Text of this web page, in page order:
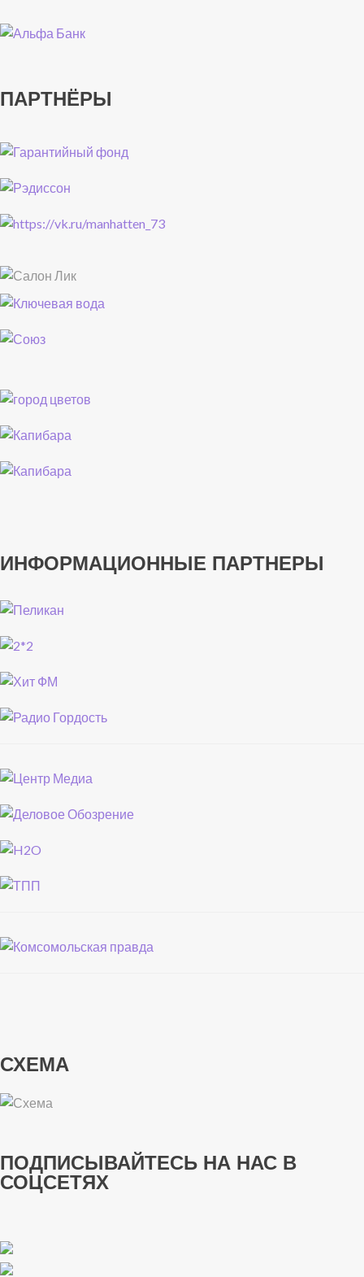
ПАРТНЁРЫ
ИНФОРМАЦИОННЫЕ ПАРТНЕРЫ
СХЕМА
ПОДПИСЫВАЙТЕСЬ НА НАС В
СОЦСЕТЯХ